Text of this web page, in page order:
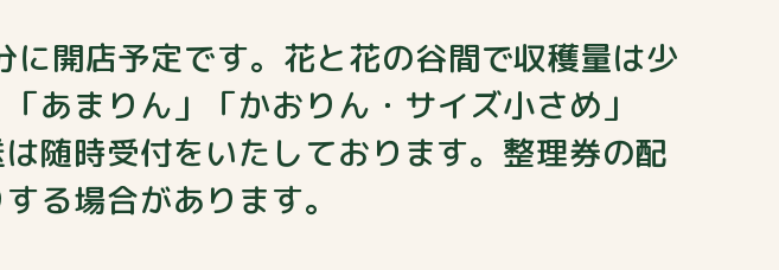
開店予定です。花と花の谷間で収穫量は少
あまりん」「かおりん・サイズ小さめ」
随時受付をいたしております。整理券の配
る場合があります。